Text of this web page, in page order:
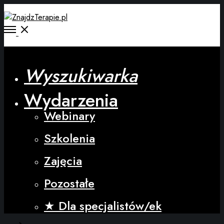
Wyszukiwarka
Wydarzenia
Webinary
Szkolenia
Zajęcia
Pozostałe
★ Dla specjalistów/ek